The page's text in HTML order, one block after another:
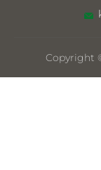
Copyright